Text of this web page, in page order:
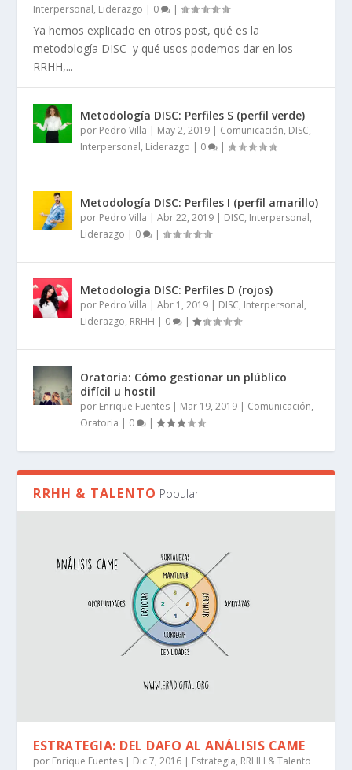
Interpersonal, Liderazgo | 0 |
Ya hemos explicado en otros post, qué es la
metodología DISC y qué usos podemos dar en los
RRHH,...
Metodología DISC: Perfiles S (perfil verde)
por Pedro Villa | May 2, 2019 | Comunicación, DISC,
Interpersonal, Liderazgo | 0 |
Metodología DISC: Perfiles I (perfil amarillo)
por Pedro Villa |Abr 22, 2019 | DISC, Interpersonal,
Liderazgo | 0 |
Metodología DISC: Perfiles D (rojos)
por Pedro Villa |Abr 1, 2019 | DISC, Interpersonal,
Liderazgo, RRHH | 0 |
Oratoria: Cómo gestionar un plúblico
difícil u hostil
por Enrique Fuentes | Mar 19, 2019 | Comunicación,
Oratoria | 0 |
RRHH & TALENTO Popular
ESTRATEGIA: DEL DAFO AL ANÁLISIS CAME
por Enrique Fuentes | Dic 7, 2016 | Estrategia, RRHH & Talento